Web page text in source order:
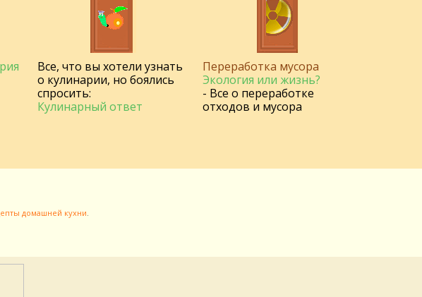
Все, что вы хотели узнать
о кулинарии, но боялись
спросить:
Кулинарный ответ
Переработка мусора
Экология или жизнь?
- Все о переработке
отходов и мусора
домашней кухни.